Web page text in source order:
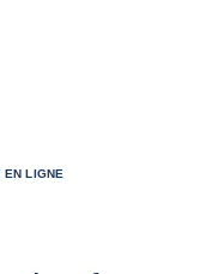
EN LIGNE